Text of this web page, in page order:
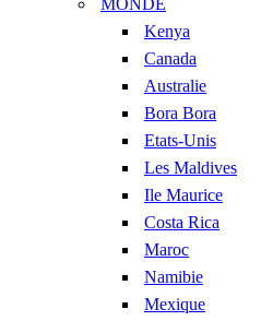
MONDE
Kenya
Canada
Australie
Bora Bora
Etats-Unis
Les Maldives
Ile Maurice
Costa Rica
Maroc
Namibie
Mexique